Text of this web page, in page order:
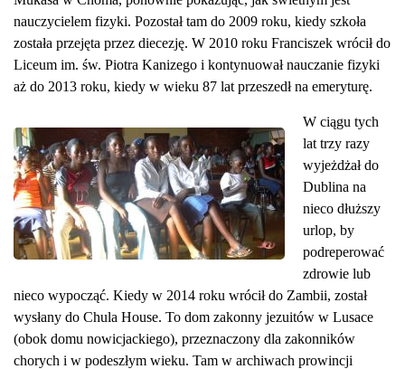
nauczycielem fizyki. Pozostał tam do 2009 roku, kiedy szkoła
została przejęta przez diecezję. W 2010 roku Franciszek wrócił do
Liceum im. św. Piotra Kanizego i kontynuował nauczanie fizyki
aż do 2013 roku, kiedy w wieku 87 lat przeszedł na emeryturę.
W ciągu tych
lat trzy razy
wyjeżdżał do
Dublina na
nieco dłuższy
urlop, by
podreperować
zdrowie lub
nieco wypocząć. Kiedy w 2014 roku wrócił do Zambii, został
wysłany do Chula House. To dom zakonny jezuitów w Lusace
(obok domu nowicjackiego), przeznaczony dla zakonników
chorych i w podeszłym wieku. Tam w archiwach prowincji